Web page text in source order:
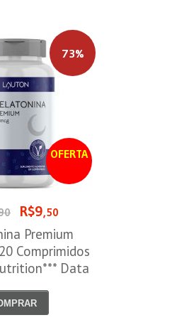
OFERTA
73%
R$9,50
Premium
Comprimidos
Data